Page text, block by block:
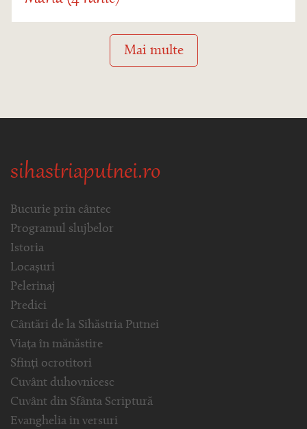
Mai multe
sihastriaputnei.ro
Bucurie prin cântec
Programul slujbelor
Istoria
Locașuri
Pelerinaj
Predici
Cântări de la Sihăstria Putnei
Viața în mănăstire
Sfinți ocrotitori
Cuvânt duhovnicesc
Cuvânt din Sfânta Scriptură
Evanghelia in versuri